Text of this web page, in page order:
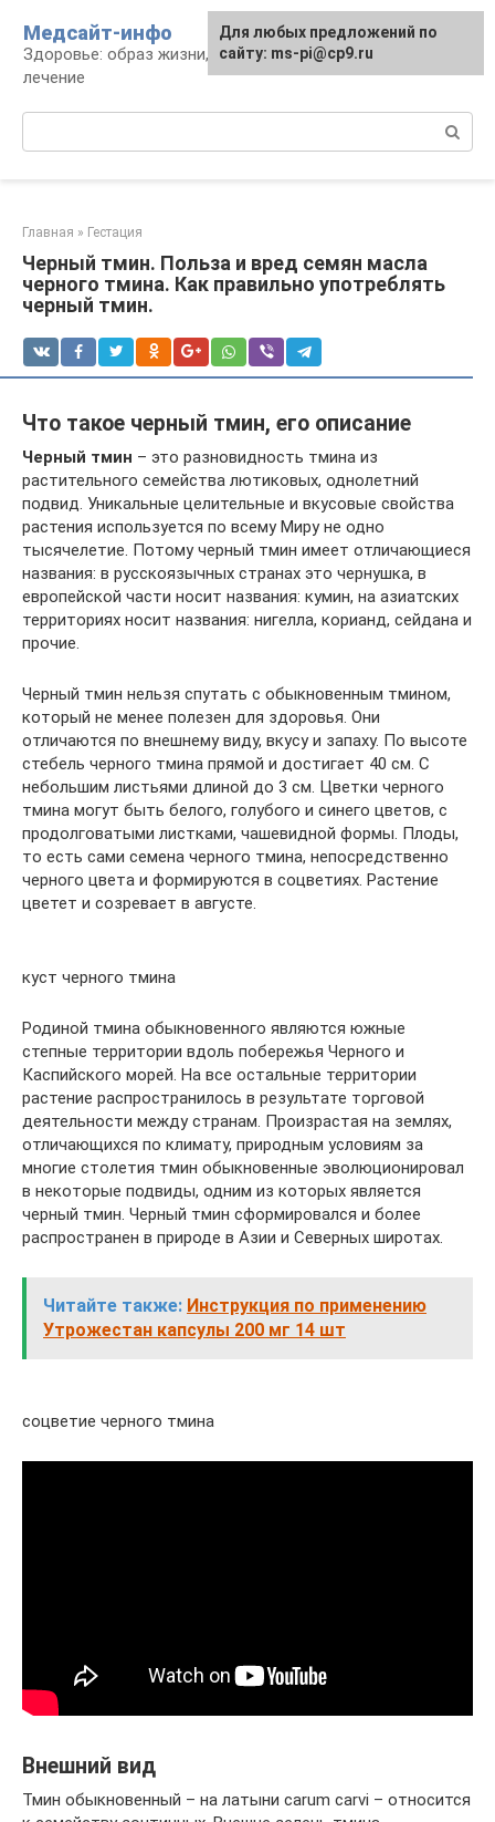
контенту
Медсайт-инфо
Здоровье: образ жизни, профилактика и
лечение
Главная » Гестация
Черный тмин. Польза и вред семян масла
черного тмина. Как правильно употреблять
черный тмин.
Что такое черный тмин, его описание
Черный тмин – это разновидность тмина из
растительного семейства лютиковых, однолетний
подвид. Уникальные целительные и вкусовые свойства
растения используется по всему Миру не одно
тысячелетие. Потому черный тмин имеет отличающиеся
названия: в русскоязычных странах это чернушка, в
европейской части носит названия: кумин, на азиатских
территориях носит названия: нигелла, корианд, сейдана и
прочие.
Черный тмин нельзя спутать с обыкновенным тмином,
который не менее полезен для здоровья. Они
отличаются по внешнему виду, вкусу и запаху. По высоте
стебель черного тмина прямой и достигает 40 см. С
небольшим листьями длиной до 3 см. Цветки черного
тмина могут быть белого, голубого и синего цветов, с
продолговатыми листками, чашевидной формы. Плоды,
то есть сами семена черного тмина, непосредственно
черного цвета и формируются в соцветиях. Растение
цветет и созревает в августе.
куст черного тмина
Родиной тмина обыкновенного являются южные
степные территории вдоль побережья Черного и
Каспийского морей. На все остальные территории
растение распространилось в результате торговой
деятельности между странам. Произрастая на землях,
отличающихся по климату, природным условиям за
многие столетия тмин обыкновенные эволюционировал
в некоторые подвиды, одним из которых является
черный тмин. Черный тмин сформировался и более
распространен в природе в Азии и Северных широтах.
Читайте также: Инструкция по применению
Утрожестан капсулы 200 мг 14 шт
соцветие черного тмина
Внешний вид
Тмин обыкновенный – на латыни carum carvi – относится
Для любых предложений по
сайту: ms-pi@cp9.ru